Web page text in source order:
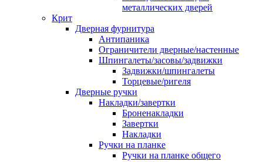
металлических дверей
Крит
Дверная фурнитура
Антипаника
Ограничители дверные/настенные
Шпингалеты/засовы/задвижки
Задвижки/шпингалеты
Торцевые/ригеля
Дверные ручки
Накладки/завертки
Броненакладки
Завертки
Накладки
Ручки на планке
Ручки на планке общего